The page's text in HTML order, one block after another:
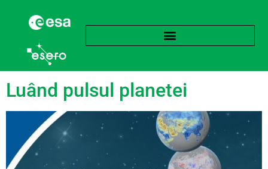
Etichetă:Bandă
Luând pulsul planetei